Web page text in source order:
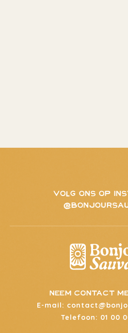
VOLG ONS OP
neem contact
E-mail:
Telefoon: 01 00